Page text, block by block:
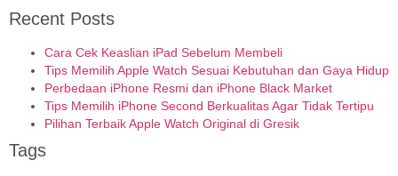
Recent Posts
Cara Cek Keaslian iPad Sebelum Membeli
Tips Memilih Apple Watch Sesuai Kebutuhan dan Gaya Hidup
Perbedaan iPhone Resmi dan iPhone Black Market
Tips Memilih iPhone Second Berkualitas Agar Tidak Tertipu
Pilihan Terbaik Apple Watch Original di Gresik
Tags